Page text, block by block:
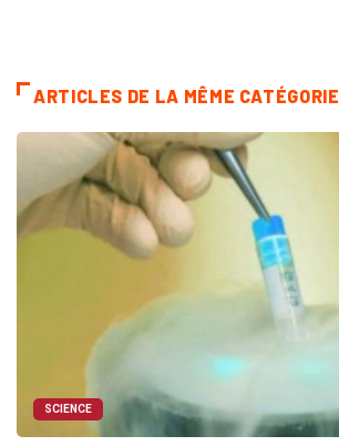
ARTICLES DE LA MÊME CATÉGORIE
SCIENCE